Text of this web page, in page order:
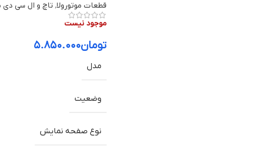
قطعات موتورولا, تاچ و ال سی دی
موجود نیست
تومان۵.۸۵۰.۰۰۰
مدل
وضعیت
نوع صفحه نمایش